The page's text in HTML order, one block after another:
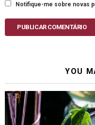
Notifique-me sobre novas
PUBLICAR COMENTÁRIO
YOU